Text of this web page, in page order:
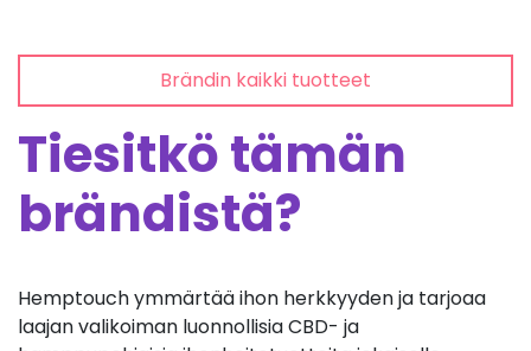
Brändin kaikki tuotteet
Tiesitkö tämän
brändistä?
Hemptouch ymmärtää ihon herkkyyden ja tarjoaa
laajan valikoiman luonnollisia CBD- ja